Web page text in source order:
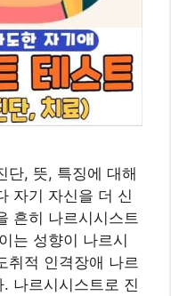
단, 뜻, 특징에 대해
자기 자신을 더 신
흔히 나르시시스트
는 성향이 나르시
취적 인격장애 나르
나르시시스트로 진